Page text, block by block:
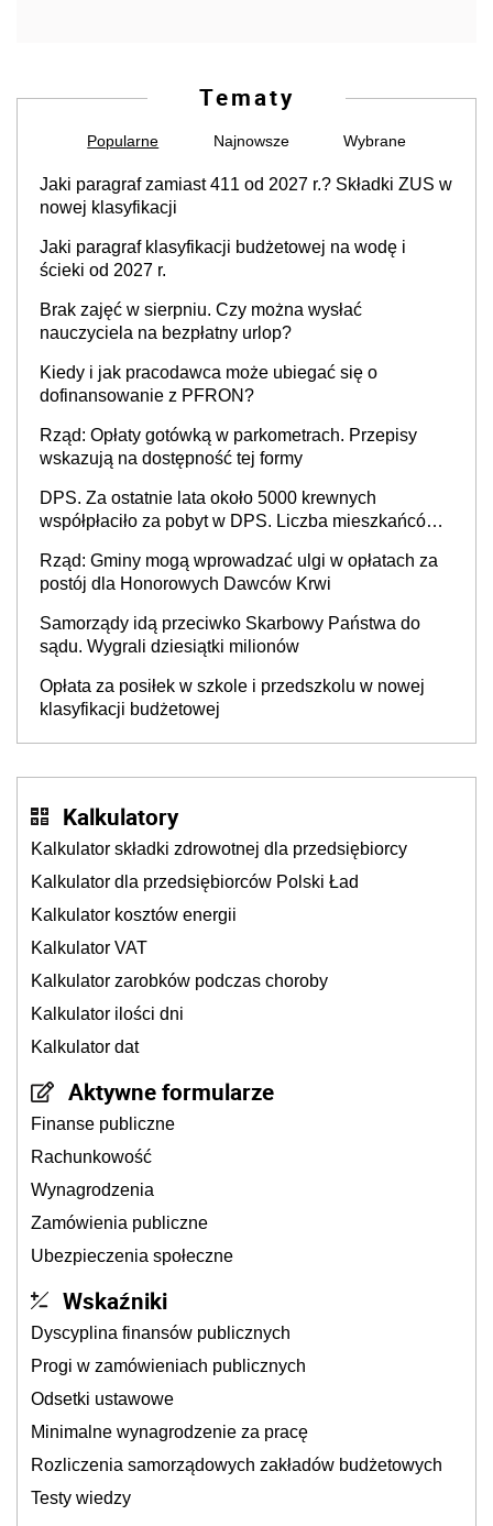
Tematy
Popularne Najnowsze Wybrane
Jaki paragraf zamiast 411 od 2027 r.? Składki ZUS w
nowej klasyfikacji
Jaki paragraf klasyfikacji budżetowej na wodę i
ścieki od 2027 r.
Brak zajęć w sierpniu. Czy można wysłać
nauczyciela na bezpłatny urlop?
Kiedy i jak pracodawca może ubiegać się o
dofinansowanie z PFRON?
Rząd: Opłaty gotówką w parkometrach. Przepisy
wskazują na dostępność tej formy
DPS. Za ostatnie lata około 5000 krewnych
współpłaciło za pobyt w DPS. Liczba mieszkańców
Rząd: Gminy mogą wprowadzać ulgi w opłatach za
postój dla Honorowych Dawców Krwi
Samorządy idą przeciwko Skarbowy Państwa do
sądu. Wygrali dziesiątki milionów
Opłata za posiłek w szkole i przedszkolu w nowej
klasyfikacji budżetowej
Kalkulatory
Kalkulator składki zdrowotnej dla przedsiębiorcy
Kalkulator dla przedsiębiorców Polski Ład
Kalkulator kosztów energii
Kalkulator VAT
Kalkulator zarobków podczas choroby
Kalkulator ilości dni
Kalkulator dat
Aktywne formularze
Finanse publiczne
Rachunkowość
Wynagrodzenia
Zamówienia publiczne
Ubezpieczenia społeczne
Wskaźniki
Dyscyplina finansów publicznych
Progi w zamówieniach publicznych
Odsetki ustawowe
Minimalne wynagrodzenie za pracę
Rozliczenia samorządowych zakładów budżetowych
Testy wiedzy